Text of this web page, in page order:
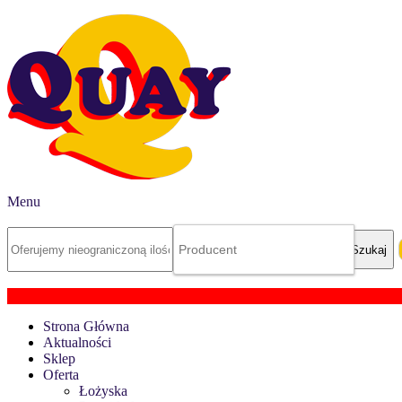
Menu
Strona Główna
Aktualności
Sklep
Oferta
Łożyska